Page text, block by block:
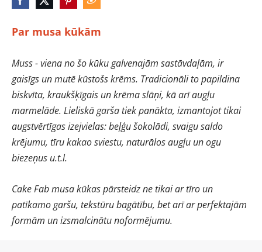
Par musa kūkām
Muss - viena no šo kūku galvenajām sastāvdaļām, ir
gaisīgs un mutē kūstošs krēms. Tradicionāli to papildina
biskvīta, kraukšķīgais un krēma slāņi, kā arī augļu
marmelāde. Lieliskā garša tiek panākta, izmantojot tikai
augstvērtīgas izejvielas: beļģu šokolādi, svaigu saldo
krējumu, tīru kakao sviestu, naturālos augļu un ogu
biezeņus u.t.l.
Cake Fab musa kūkas pārsteidz ne tikai ar tīro un
patīkamo garšu, tekstūru bagātību, bet arī ar perfektajām
formām un izsmalcinātu noformējumu.